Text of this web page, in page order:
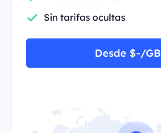
Sin tarifas ocultas
Desde $-/GB